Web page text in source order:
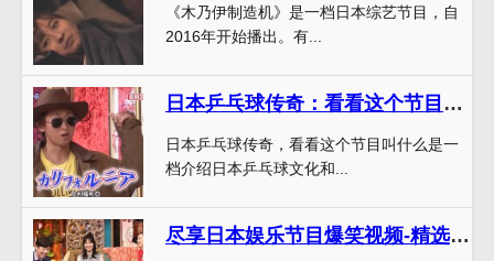
《木乃伊制造机》是一档日本综艺节目，自
2016年开始播出。有...
日本乒乓球传奇：看看这个节目叫什么
日本乒乓球传奇，看看这个节目叫什么是一
档介绍日本乒乓球文化和...
尽享日本娱乐节目爆笑视频-精选热门节目满足你的笑需